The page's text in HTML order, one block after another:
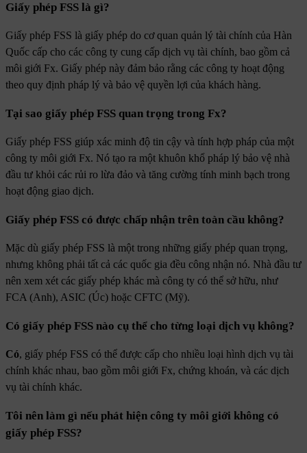
Giấy phép FSS là gì?
Giấy phép FSS là giấy phép do cơ quan quản lý tài chính của Hàn
Quốc cấp cho các công ty cung cấp dịch vụ tài chính, bao gồm cả
môi giới Fx. Giấy phép này đảm bảo rằng các công ty hoạt động
theo quy định pháp lý và bảo vệ quyền lợi của khách hàng.
Tại sao giấy phép FSS quan trọng trong Fx?
Giấy phép FSS giúp xác minh độ tin cậy và tính hợp pháp của một
công ty môi giới Fx. Nó tạo ra một khuôn khổ pháp lý bảo vệ nhà
đầu tư khỏi các rủi ro lừa đảo và tăng cường tính minh bạch trong
hoạt động giao dịch.
Giấy phép FSS có được chấp nhận trên toàn cầu không?
Mặc dù giấy phép FSS là một trong những giấy phép quan trọng,
nhưng không phải tất cả các quốc gia đều công nhận nó. Nhà đầu tư
nên xem xét các giấy phép khác mà công ty có thể sở hữu, như
FCA (Anh), ASIC (Úc) hoặc CFTC (Mỹ).
Có giấy phép FSS nào cụ thể cho từng loại dịch vụ không?
Có, giấy phép FSS có thể được cấp cho nhiều loại hình dịch vụ tài
chính khác nhau, bao gồm môi giới Fx, chứng khoán, và các dịch
vụ tài chính khác.
Tôi nên làm gì nếu phát hiện công ty môi giới không có
giấy phép FSS?